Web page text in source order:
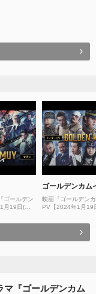
ゴールデン
19日(金)
ゴールデンカム
映画『ゴールデン
PV【2024年1月19
マ『ゴールデンカム